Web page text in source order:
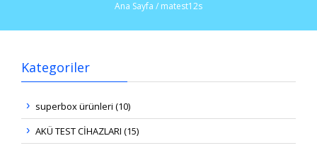
Ana Sayfa / matest12s
Kategoriler
superbox ürünleri (10)
AKÜ TEST CİHAZLARI (15)